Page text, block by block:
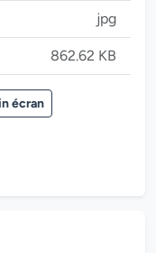
jpg
862.62 KB
écran